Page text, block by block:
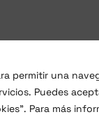
permitir una
Puedes
Para más